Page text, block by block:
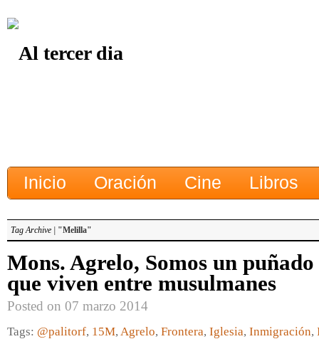
Inicio Oración Cine Libros
Tag Archive | "Melilla"
Mons. Agrelo, Somos un
que viven entre musulmanes
Posted on 07 marzo 2014
Tags: @palitorf, 15M, Agrelo, Frontera, Iglesia, Inmigración,